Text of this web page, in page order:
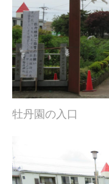
牡丹園の入口